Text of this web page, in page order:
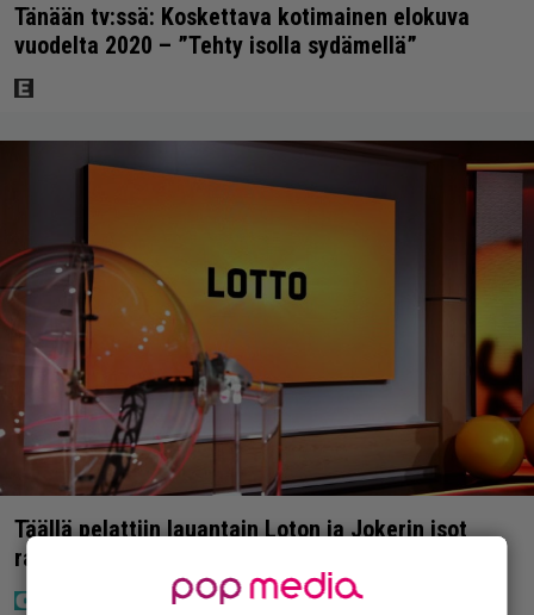
Tänään tv:ssä: Koskettava kotimainen elokuva
vuodelta 2020 – ”Tehty isolla sydämellä”
Täällä pelattiin lauantain Loton ja Jokerin isot
rahat – Tokmannilla, ABC:lla, netissä…